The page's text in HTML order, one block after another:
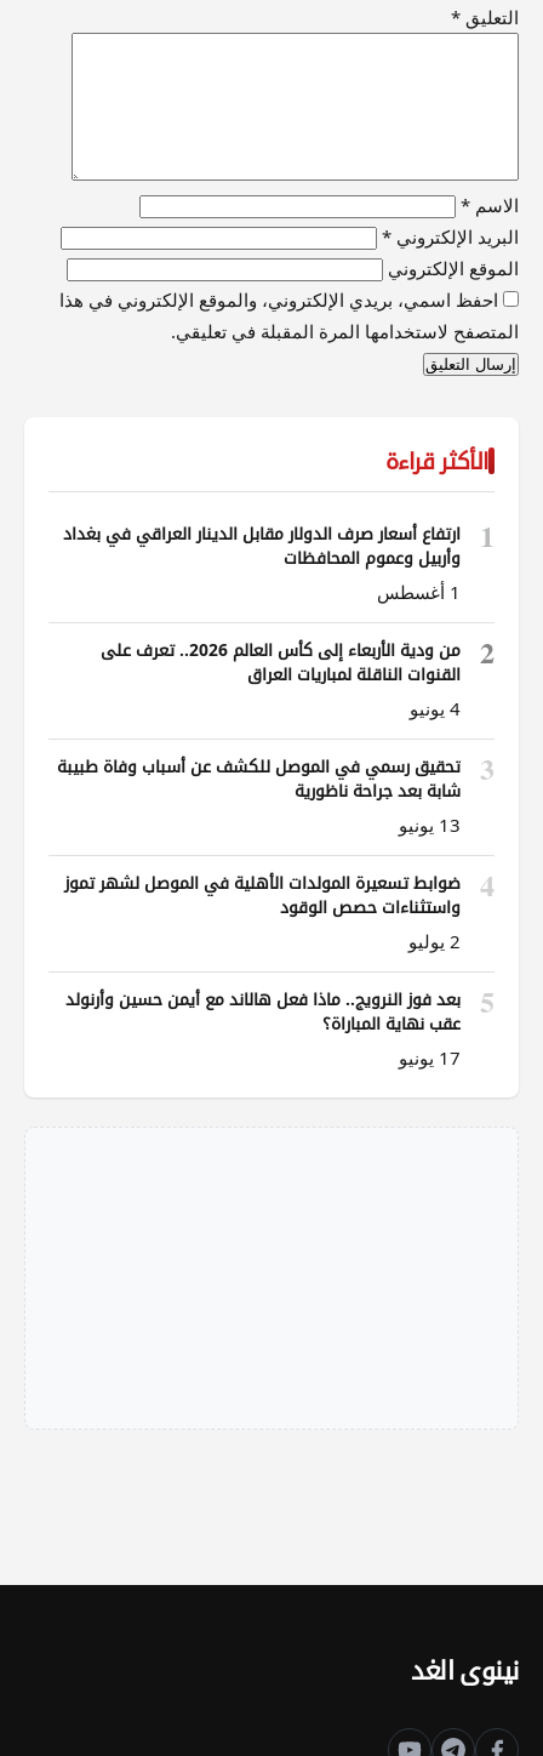
التعليق *
الاسم *
البريد الإلكتروني *
الموقع الإلكتروني
احفظ اسمي، بريدي الإلكتروني، والموقع الإلكتروني في هذا
المتصفح لاستخدامها المرة المقبلة في تعليقي.
الأكثر قراءة
1
ارتفاع أسعار صرف الدولار مقابل الدينار العراقي في بغداد
وأربيل وعموم المحافظات
1 أغسطس
2
من ودية الأربعاء إلى كأس العالم 2026.. تعرف على
القنوات الناقلة لمباريات العراق
4 يونيو
3
تحقيق رسمي في الموصل للكشف عن أسباب وفاة طبيبة
شابة بعد جراحة ناظورية
13 يونيو
4
ضوابط تسعيرة المولدات الأهلية في الموصل لشهر تموز
واستثناءات حصص الوقود
2 يوليو
5
بعد فوز النرويج.. ماذا فعل هالاند مع أيمن حسين وأرنولد
عقب نهاية المباراة؟
17 يونيو
نينوى الغد